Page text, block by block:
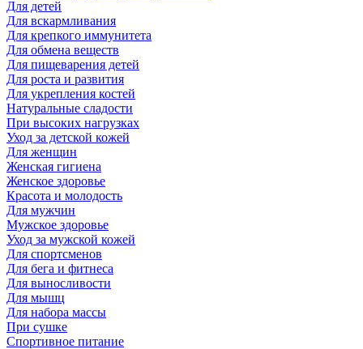
Для детей
Для вскармливания
Для крепкого иммунитета
Для обмена веществ
Для пищеварения детей
Для роста и развития
Для укрепления костей
Натуральные сладости
При высоких нагрузках
Уход за детской кожей
Для женщин
Женская гигиена
Женское здоровье
Красота и молодость
Для мужчин
Мужское здоровье
Уход за мужской кожей
Для спортсменов
Для бега и фитнеса
Для выносливости
Для мышц
Для набора массы
При сушке
Спортивное питание